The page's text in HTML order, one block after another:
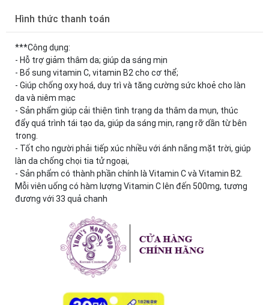
Hình thức thanh toán
***Công dụng:
- Hỗ trợ giảm thâm da; giúp da sáng mịn
- Bổ sung vitamin C, vitamin B2 cho cơ thể;
- Giúp chống oxy hoá, duy trì và tăng cường sức khoẻ cho làn
da và niêm mạc
- Sản phẩm giúp cải thiện tình trạng da thâm da mụn, thúc
đẩy quá trình tái tạo da, giúp da sáng mịn, rạng rỡ dần từ bên
trong.
- Tốt cho người phải tiếp xúc nhiều với ánh nắng mặt trời, giúp
làn da chống chọi tia tử ngoại,
- Sản phẩm có thành phần chính là Vitamin C và Vitamin B2.
Mỗi viên uống có hàm lượng Vitamin C lên đến 500mg, tương
đương với 33 quả chanh